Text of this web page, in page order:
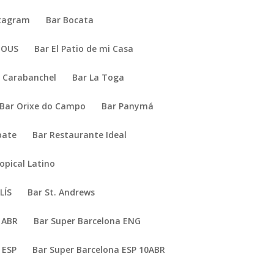
Bar Bocata
Bar El Patio de mi Casa
Bar La Toga
Bar Orixe do Campo Bar Panymá
Bar Restaurante Ideal
Latino
Bar St. Andrews
Bar Super Barcelona ENG
Bar Super Barcelona ESP 10ABR